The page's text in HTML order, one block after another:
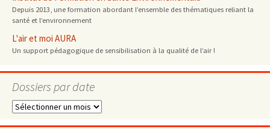
Depuis 2013, une formation abordant l’ensemble des thématiques reliant la
santé et l’environnement
L'air et moi AURA
Un support pédagogique de sensibilisation à la qualité de l’air !
Dossiers par date
Dossiers